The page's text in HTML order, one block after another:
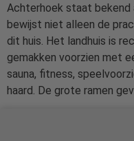
Achterhoek staat bekend
bewijst niet alleen de
dit huis. Het landhuis is
gemakken voorzien met
sauna, fitness,
haard. De grote ramen